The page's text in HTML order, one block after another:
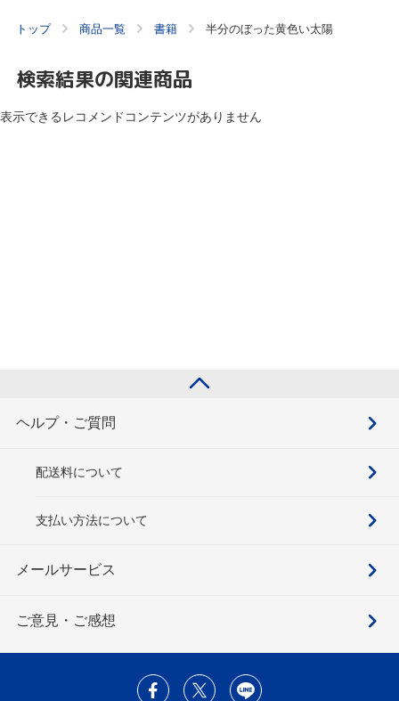
トップ 商品一覧 書籍 半分のぼった黄色い太陽
検索結果の関連商品
表示できるレコメンドコンテンツがありません
ヘルプ・ご質問
配送料について
支払い方法について
メールサービス
ご意見・ご感想